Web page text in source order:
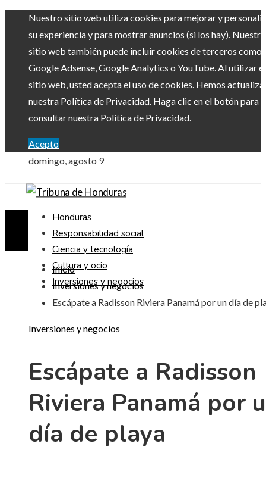
Nuestro sitio web utiliza cookies para mejorar y
su experiencia y para mostrar anuncios (si los hay). Nuestro
sitio web también puede incluir cookies de terceros como
Google Adsense, Google Analytics o YouTube. Al utilizar el
sitio web, usted acepta el uso de cookies. Hemos
nuestra Política de Privacidad. Haga clic en el botón para
consultar nuestra Política de Privacidad.
Acepto
domingo, agosto 9
Honduras
Responsabilidad social
Ciencia y tecnología
Cultura y ocio
Inversiones y negocios
Inicio
Inversiones y negocios
Escápate a Radisson Riviera Panamá por un día de
Inversiones y negocios
Escápate a Radisson
Riviera Panamá por
día de playa